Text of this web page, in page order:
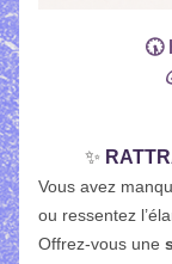
🕠
✨
Vous avez
ou ressentez
Offrez-vous une